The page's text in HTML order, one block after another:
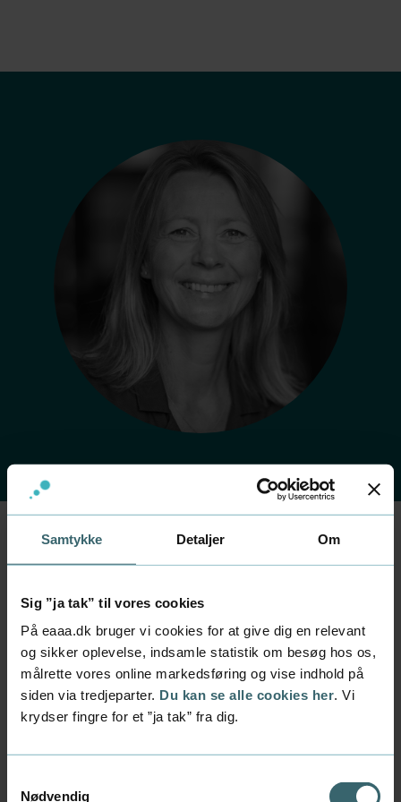
Samtykke Detaljer Om
Sig ”ja tak” til vores cookies
På eaaa.dk bruger vi cookies for at give dig en relevant
og sikker oplevelse, indsamle statistik om besøg hos os,
målrette vores online markedsføring og vise indhold på
siden via tredjeparter. Du kan se alle cookies her. Vi
krydser fingre for et ”ja tak” fra dig.
Nødvendig
Forside Kontakt Find medarbejder Medarbejder
Dorte Hedevang
Stilling
studie- og karrierevejleder
Afdeling
Kvalitet og studieliv